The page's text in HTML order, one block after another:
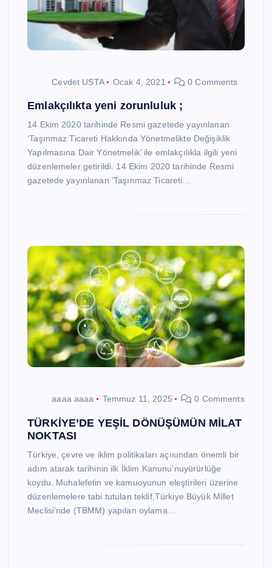
Cevdet USTA Ocak 4, 2021 0 Comments
Emlakçılıkta yeni zorunluluk ;
14 Ekim 2020 tarihinde Resmi gazetede yayınlanan
‘Taşınmaz Ticareti Hakkında Yönetmelikte Değişiklik
Yapılmasına Dair Yönetmelik’ ile emlakçılıkla ilgili yeni
düzenlemeler getirildi. 14 Ekim 2020 tarihinde Resmi
gazetede yayınlanan ‘Taşınmaz Ticareti…
aaaa aaaa Temmuz 11, 2025 0 Comments
TÜRKİYE’DE YEŞİL DÖNÜŞÜMÜN MİLAT
NOKTASI
Türkiye, çevre ve iklim politikaları açısından önemli bir
adım atarak tarihinin ilk İklim Kanunu’nuyürürlüğe
koydu. Muhalefetin ve kamuoyunun eleştirileri üzerine
düzenlemelere tabi tutulan teklif,Türkiye Büyük Millet
Meclisi’nde (TBMM) yapılan oylama…